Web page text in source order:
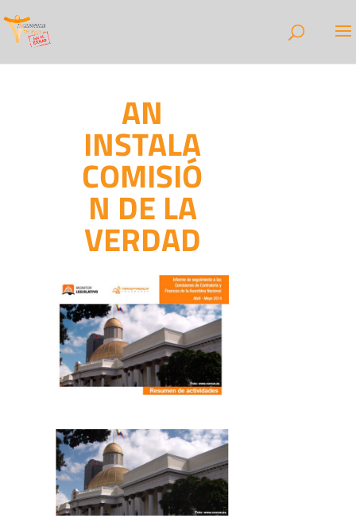
AN
INSTALA
COMISIÓ
N DE LA
VERDAD